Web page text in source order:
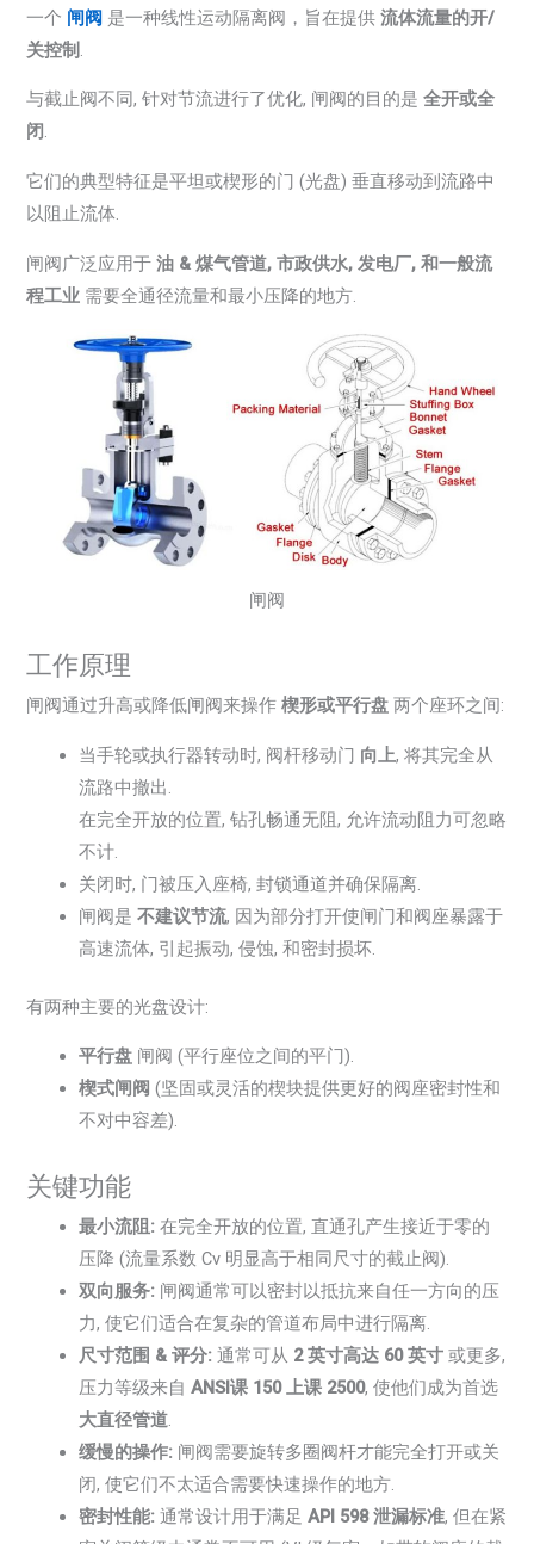
一个 闸阀 是一种线性运动隔离阀，旨在提供流体流量的开/
关控制 .
与截止阀不同, 针对节流进行了优化, 闸阀的目的是全开或全
闭.
它们的典型特征是平坦或楔形的门 (光盘) 垂直移动到流路中
以阻止流体.
闸阀广泛应用于油 & 煤气管道, 市政供水, 发电厂, 和一般流
程工业 需要全通径流量和最小压降的地方.
闸阀
工作原理
闸阀通过升高或降低闸阀来操作楔形或平行盘 两个座环之间:
当手轮或执行器转动时, 阀杆移动门 向上, 将其完全从
流路中撤出.
在完全开放的位置, 钻孔畅通无阻, 允许流动阻力可忽略
不计.
关闭时, 门被压入座椅, 封锁通道并确保隔离.
闸阀是不建议节流, 因为部分打开使闸门和阀座暴露于
高速流体, 引起振动, 侵蚀, 和密封损坏.
有两种主要的光盘设计:
平行盘 闸阀 (平行座位之间的平门).
楔式闸阀 (坚固或灵活的楔块提供更好的阀座密封性和
不对中容差).
关键功能
最小流阻: 在完全开放的位置, 直通孔产生接近于零的
压降 (流量系数 Cv 明显高于相同尺寸的截止阀).
双向服务: 闸阀通常可以密封以抵抗来自任一方向的压
力, 使它们适合在复杂的管道布局中进行隔离.
尺寸范围 & 评分: 通常可从 2 英寸高达 60 英寸 或更多,
压力等级来自ANSI课 150 上课 2500, 使他们成为首选
大直径管道.
缓慢的操作: 闸阀需要旋转多圈阀杆才能完全打开或关
闭, 使它们不太适合需要快速操作的地方.
密封性能: 通常设计用于满足API 598 泄漏标准, 但在紧